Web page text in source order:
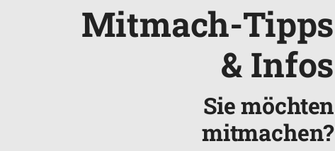
Mitmach-Tipps
& Infos
Sie möchten
mitmachen?